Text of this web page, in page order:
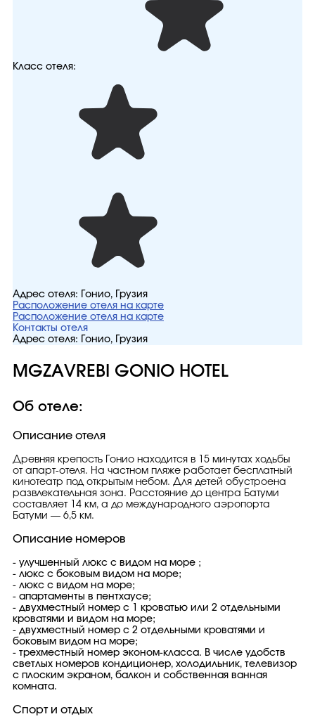
Класс отеля:
Адрес отеля:
Гонио, Грузия
Расположение отеля на карте
Расположение отеля на карте
Контакты отеля
Адрес отеля:
Гонио, Грузия
MGZAVREBI GONIO HOTEL
Об отеле:
Описание отеля
Древняя крепость Гонио находится в 15 минутах ходьбы
от апарт-отеля. На частном пляже работает бесплатный
кинотеатр под открытым небом. Для детей обустроена
развлекательная зона. Расстояние до центра Батуми
составляет 14 км, а до международного аэропорта
Батуми — 6,5 км.
Описание номеров
- улучшенный люкс с видом на море ;
- люкс с боковым видом на море;
- люкс с видом на море;
- апартаменты в пентхаусе;
- двухместный номер с 1 кроватью или 2 отдельными
кроватями и видом на море;
- двухместный номер с 2 отдельными кроватями и
боковым видом на море;
- трехместный номер эконом-класса. В числе удобств
светлых номеров кондиционер, холодильник, телевизор
с плоским экраном, балкон и собственная ванная
комната.
Спорт и отдых